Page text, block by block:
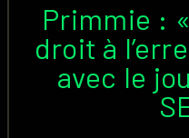
Primmie :
droit à
avec le